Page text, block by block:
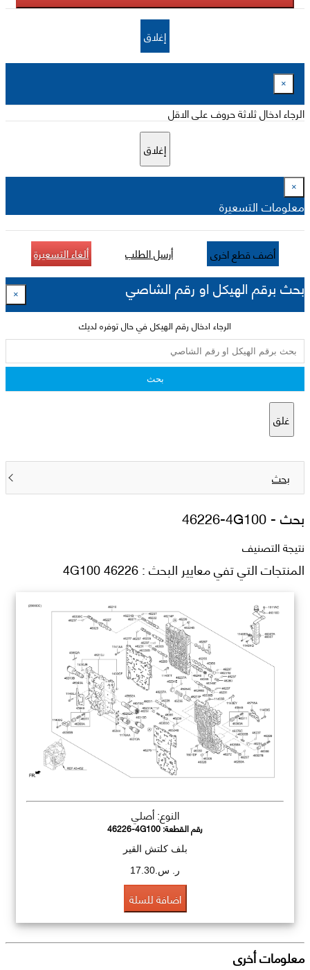
إغلاق
×
الرجاء ادخال ثلاثة حروف على الاقل
إغلاق
×
معلومات التسعيرة
أضف قطع اخرى أرسل الطلب ألغاء التسعيرة
بحث برقم الهيكل او رقم الشاصي ×
الرجاء ادخال رقم الهيكل في حال توفره لديك
بحث
غلق
بحث
بحث -46226-4G100
نتيجة التصنيف
المنتجات التي تفي معايير البحث : 46226 4G100
النوع: أصلي
رقم القطعة:46226-4G100
بلف كلتش القير
ر. س.17.30
اضافة للسلة
معلومات أخرى